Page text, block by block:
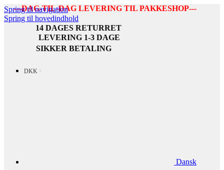
Spring til navigation
Spring til hovedindhold
---DAG-TIL-DAG LEVERING TIL PAKKESHOP---
14 DAGES RETURRET
LEVERING 1-3 DAGE
SIKKER BETALING
DKK
Dansk